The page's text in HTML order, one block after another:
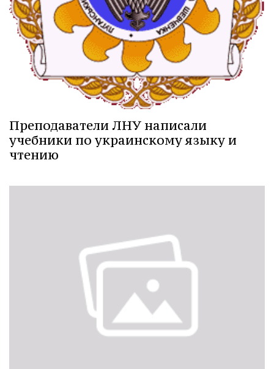
Преподаватели ЛНУ написали
учебники по украинскому языку и
чтению